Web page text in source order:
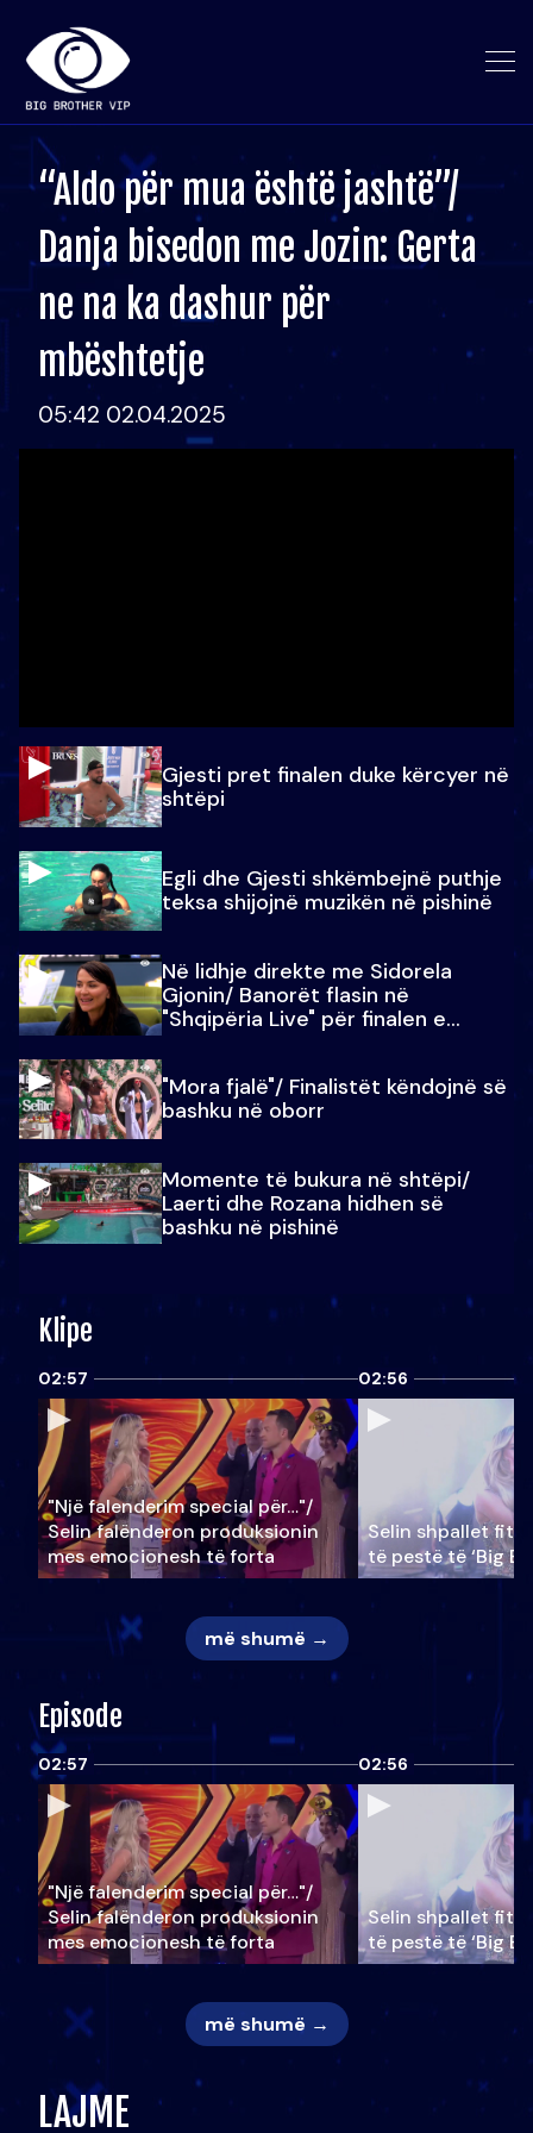
“Aldo për mua është jashtë”/
Danja bisedon me Jozin: Gerta
ne na ka dashur për
mbështetje
05:42 02.04.2025
Gjesti pret finalen duke kërcyer në
shtëpi
Egli dhe Gjesti shkëmbejnë puthje
teksa shijojnë muzikën në pishinë
Në lidhje direkte me Sidorela
Gjonin/ Banorët flasin në
"Shqipëria Live" për finalen e
"Mora fjalë"/ Finalistët këndojnë së
bashku në oborr
Momente të bukura në shtëpi/
Laerti dhe Rozana hidhen së
bashku në pishinë
Klipe
02:57
"Një falenderim special për…"/
Selin falënderon produksionin
mes emocionesh të forta
02:56
Selin shpallet
të pestë të ‘Big
më shumë →
Episode
02:57
"Një falenderim special për…"/
Selin falënderon produksionin
mes emocionesh të forta
02:56
Selin shpallet
të pestë të ‘Big
më shumë →
LAJME